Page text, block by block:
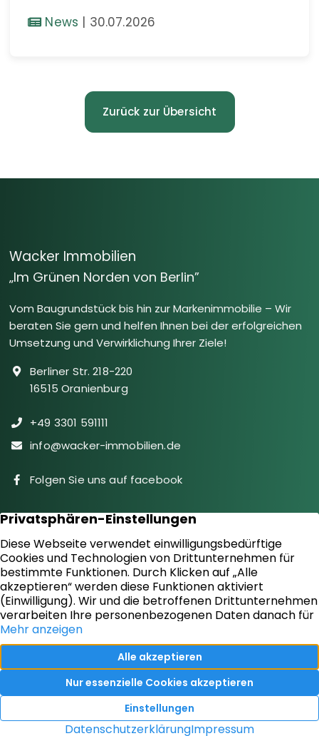
News | 30.07.2026
Zurück zur Übersicht
Wacker Immobilien
„Im Grünen Norden von Berlin”
Vom Baugrundstück bis hin zur Markenimmobilie – Wir
beraten Sie gern und helfen Ihnen bei der erfolgreichen
Umsetzung und Verwirklichung Ihrer Ziele!
Berliner Str. 218-220
16515 Oranienburg
+49 3301 591111
info@wacker-immobilien.de
Folgen Sie uns auf facebook
Immobilien
Downloads
Diensteistungen
Aktuelles
Sie suchen
Kontakt
Sie bieten an
Impressum
Kundenstimmen
Ihr Immobilienmakler in Oranienburg